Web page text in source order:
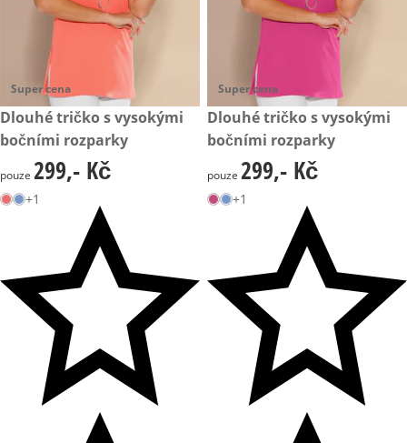
Super cena
299,- Kč
Dlouhé tričko s vysokými
bočními rozparky
299,- Kč
pouze 299,- Kč
+1
Super cena
299,- Kč
Dlouhé tričko s vysokými
bočními rozparky
299,- Kč
pouze 299,- Kč
+1